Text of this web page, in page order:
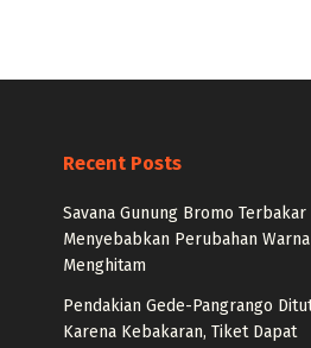
Recent Posts
Savana Gunung Bromo Terbakar
Menyebabkan Perubahan Warna
Menghitam
Pendakian Gede-Pangrango
Karena Kebakaran, Tiket Dapat